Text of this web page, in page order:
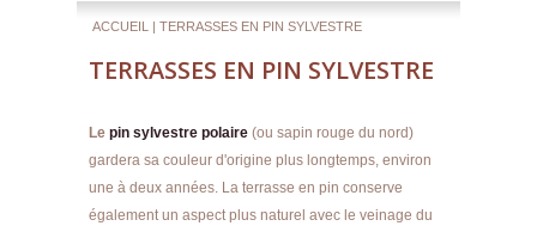
ACCUEIL | TERRASSES EN PIN SYLVESTRE
TERRASSES EN PIN SYLVESTRE
Le pin sylvestre polaire (ou sapin rouge du nord)
gardera sa couleur d'origine plus longtemps, environ
une à deux années. La terrasse en pin conserve
également un aspect plus naturel avec le veinage du